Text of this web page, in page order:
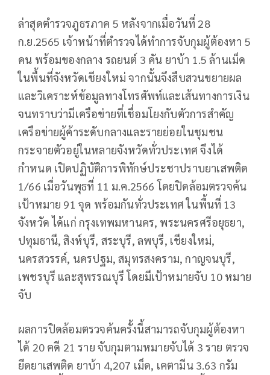
ล่าสุดตำรวจภูธรภาค 5 หลังจากเมื่อวันที่ 28
ก.ย.2565 เจ้าหน้าที่ตำรวจได้ทำการจับกุมผู้ต้องหา 5
คน พร้อมของกลาง รถยนต์ 3 คัน ยาบ้า 1.5 ล้านเม็ด
ในพื้นที่จังหวัดเชียงใหม่ จากนั้นจึงสืบสวนขยายผล
และวิเคราะห์ข้อมูลทางโทรศัพท์และเส้นทางการเงิน
จนทราบว่ามีเครือข่ายที่เชื่อมโยงกับตัวการสำคัญ
เครือข่ายผู้ค้าระดับกลางและรายย่อยในชุมชน
กระจายตัวอยู่ในหลายจังหวัดทั่วประเทศ จึงได้
กำหนด เปิดปฏิบัติการพิทักษ์ประชาปราบยาเสพติด
1/66 เมื่อวันพุธที่ 11 ม.ค.2566 โดยปิดล้อมตรวจค้น
เป้าหมาย 91 จุด พร้อมกันทั่วประเทศ ในพื้นที่ 13
จังหวัด ได้แก่ กรุงเทพมหานคร, พระนครศรีอยุธยา,
ปทุมธานี, สิงห์บุรี, สระบุรี, ลพบุรี, เชียงใหม่,
นครสวรรค์, นครปฐม, สมุทรสงคราม, กาญจนบุรี,
เพชรบุรี และสุพรรณบุรี โดยมีเป้าหมายจับ 10 หมาย
จับ
ผลการปิดล้อมตรวจค้นครั้งนี้สามารถจับกุมผู้ต้องหา
ได้ 20 คดี 21 ราย จับกุมตามหมายจับได้ 3 ราย ตรวจ
ยึดยาเสพติด ยาบ้า 4,207 เม็ด, เคตามีน 3.63 กรัม